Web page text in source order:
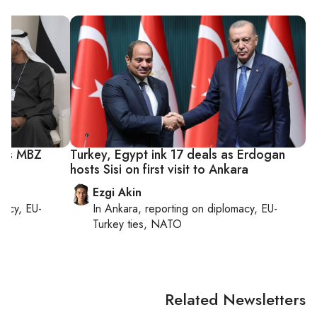
Turkey, Egypt ink 17 deals as Erdogan
hosts Sisi on first visit to Ankara
Ezgi Akin
InAnkara, reporting ondiplomacy, EU-
Turkey ties, NATO
MBZ
EU-
Related Newsletters